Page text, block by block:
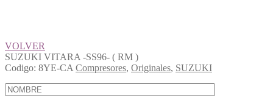
VOLVER
SUZUKI VITARA -SS96- ( RM )
Codigo: 8YE-CA Compresores, Originales, SUZUKI